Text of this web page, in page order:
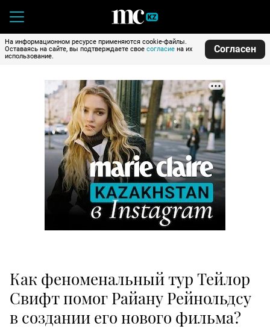
На информационном ресурсе применяются cookie-файлы.
Оставаясь на сайте, вы подтверждаете свое согласие на их
использование.
Согласен
Как феноменальный тур Тейлор
Свифт помог Райану Рейнольдсу
в создании его нового фильма?